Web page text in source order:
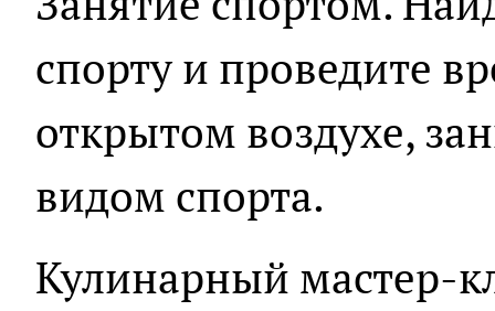
спорту и проведите
открытом воздухе,
видом спорта.
Кулинарный мастер-